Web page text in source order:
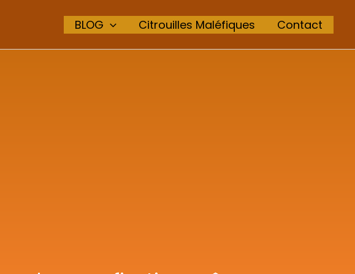
BLOG Citrouilles Maléfiques Contact